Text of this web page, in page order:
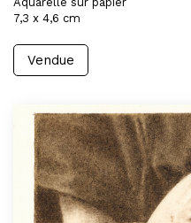
7,3 x 4,6 cm
Vendue